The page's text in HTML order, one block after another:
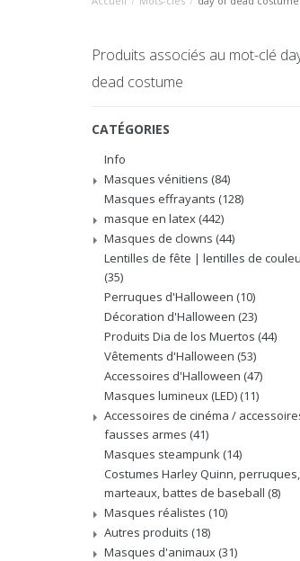
Produits associés au mot-clé
dead costume
CATÉGORIES
Info
Masques vénitiens (84)
Masques effrayants (128)
masque en latex (442)
Masques de clowns (44)
Lentilles de fête | lentilles de
(35)
Perruques d'Halloween (10)
Décoration d'Halloween (23)
Produits Dia de los Muertos (44)
Vêtements d'Halloween (53)
Accessoires d'Halloween (47)
Masques lumineux (LED) (11)
Accessoires de cinéma /
fausses armes (41)
Masques steampunk (14)
Costumes Harley Quinn, perruques,
marteaux, battes de baseball (8)
Masques réalistes (10)
Autres produits (18)
Masques d'animaux (31)